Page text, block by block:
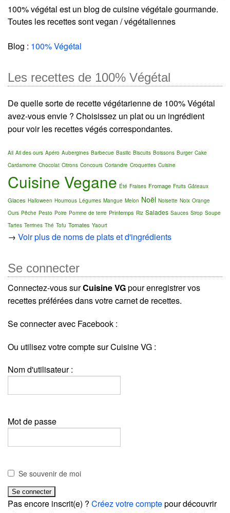
100% végétal est un blog de cuisine végétale gourmande.
Toutes les recettes sont vegan / végétaliennes
Blog : 100% Végétal
Les recettes de 100% Végétal
De quelle sorte de recette végétarienne de 100% Végétal
avez-vous envie ? Choisissez un plat ou un ingrédient
pour voir les recettes végés correspondantes.
Ail Ail des ours Apéro Aubergines Barbecue Basilic Biscuits Boissons Burger Cake
Cardamome Chocolat Citrons Concours Coriandre Croquettes Cuisine
Cuisine Vegane Été Fraises Fromage Fruits Gâteaux
Glaces Halloween Houmous Légumes Mangue Melon Noël Noisette Noix Orange
Ours Pêche Pesto Poire Pomme de terre Printemps Riz Salades Sauces Sirop Soupe
Tartes Terrines Thé Tofu Tomates Yaourt
→ Voir plus de noms de plats et d'ingrédients
Se connecter
Connectez-vous surCuisine VGpour enregistrer vos
recettes préférées dans votre carnet de recettes.
Se connecter avec Facebook :
Ou utilisez votre compte sur Cuisine VG :
Nom d'utilisateur :
Mot de passe
Se souvenir de moi
Pas encore inscrit(e) ? Créez votre comptepour découvrir